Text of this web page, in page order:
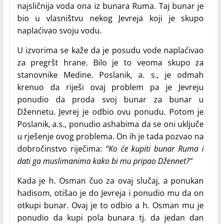
najsličnija voda ona iz bunara Ruma. Taj bunar je
bio u vlasništvu nekog Jevreja koji je skupo
naplaćivao svoju vodu.
U izvorima se kaže da je posudu vode naplaćivao
za pregršt hrane. Bilo je to veoma skupo za
stanovnike Medine. Poslanik, a. s., je odmah
krenuo da riješi ovaj problem pa je Jevreju
ponudio da proda svoj bunar za bunar u
Džennetu. Jevrej je odbio ovu ponudu. Potom je
Poslanik, a.s., ponudio ashabima da se oni uključe
u rješenje ovog problema. On ih je tada pozvao na
dobročinstvo riječima: “Ko će kupiti bunar Ruma i
dati ga muslimanima kako bi mu pripao Džennet?”
Kada je h. Osman čuo za ovaj slučaj, a ponukan
hadisom, otišao je do Jevreja i ponudio mu da on
otkupi bunar. Ovaj je to odbio a h. Osman mu je
ponudio da kupi pola bunara tj. da jedan dan